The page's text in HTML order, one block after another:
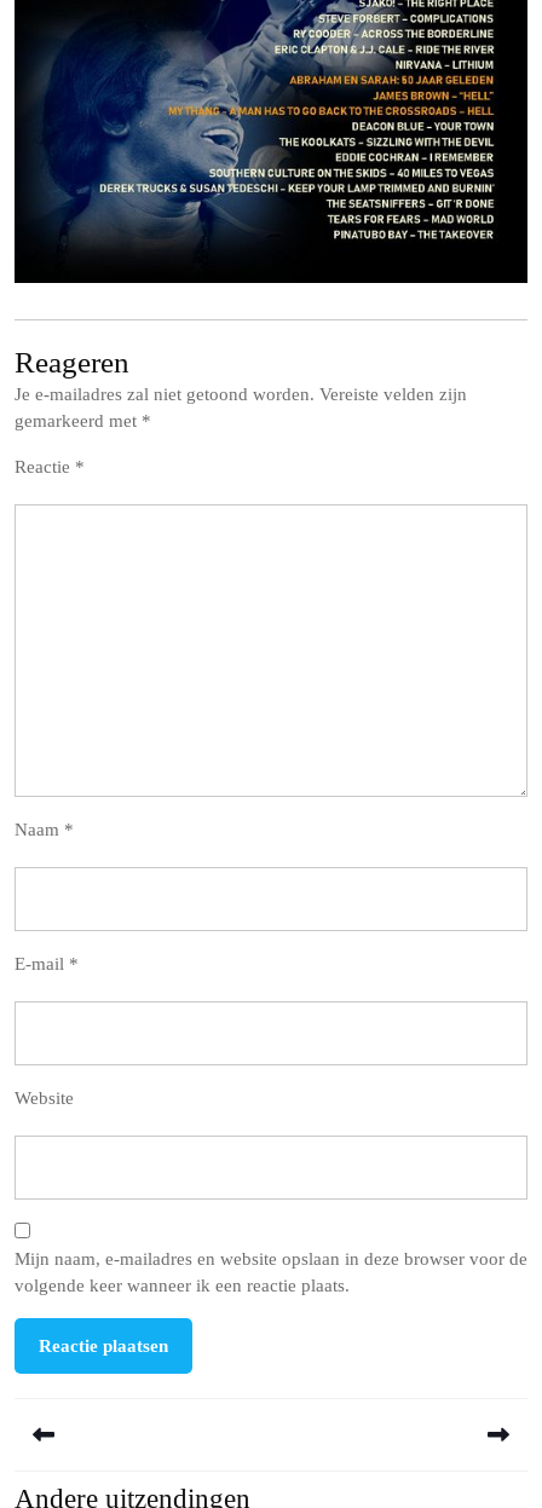
Reageren
Je e-mailadres zal niet getoond worden. Vereiste velden zijn
gemarkeerd met *
Reactie *
Naam *
E-mail *
Website
Mijn naam, e-mailadres en website opslaan in deze browser voor de
volgende keer wanneer ik een reactie plaats.
Previous
Andere uitzendingen